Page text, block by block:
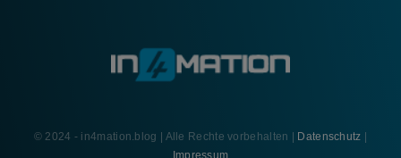
© 2024 - in4mation.blog | Alle Rechte vorbehalten | Datenschutz
Impressum